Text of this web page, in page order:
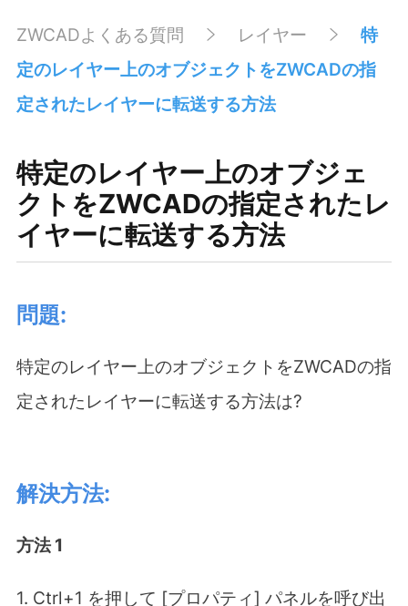
ZWCADよくある質問 レイヤー
特
定のレイヤー上のオブジェクトをZWCADの指
定されたレイヤーに転送する方法
特定のレイヤー上のオブジェ
クトをZWCADの指定されたレ
イヤーに転送する方法
問題:
特定のレイヤー上のオブジェクトをZWCADの指
定されたレイヤーに転送する方法は?
解決方法:
方法 1
1. Ctrl+1 を押して [プロパティ] パネルを呼び出